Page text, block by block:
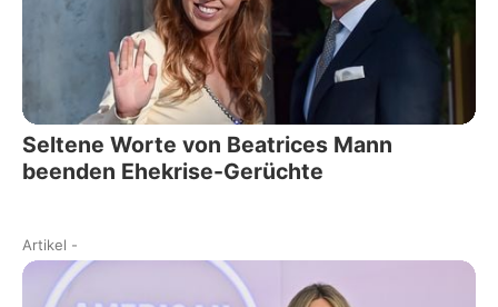
Seltene Worte von Beatrices Mann
beenden Ehekrise-Gerüchte
Artikel -